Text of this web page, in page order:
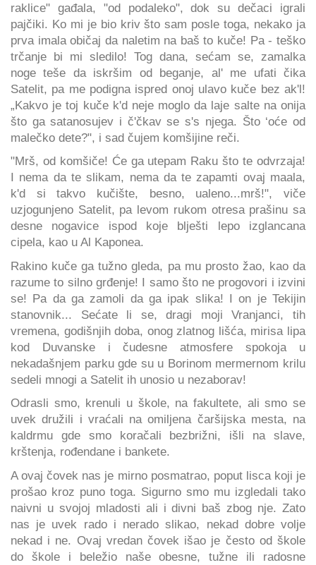
raklice" gađala, "od podaleko", dok su dečaci igrali
pajčiki. Ko mi je bio kriv što sam posle toga, nekako ja
prva imala običaj da naletim na baš to kuče! Pa - teško
trčanje bi mi sledilo! Tog dana, sećam se, zamalka
noge teše da iskršim od beganje, al' me ufati čika
Satelit, pa me podigna ispred onoj ulavo kuče bez ak'l!
„Kakvo je toj kuče k'd neje moglo da laje salte na onija
što ga satanosujev i č'čkav se s's njega. Što ‘oće od
malečko dete?", i sad čujem komšijine reči.
"Mrš, od komšiče! Će ga utepam Raku što te odvrzaja!
I nema da te slikam, nema da te zapamti ovaj maala,
k'd si takvo kučište, besno, ualeno...mrš!", viče
uzjogunjeno Satelit, pa levom rukom otresa prašinu sa
desne nogavice ispod koje blješti lepo izglancana
cipela, kao u Al Kaponea.
Rakino kuče ga tužno gleda, pa mu prosto žao, kao da
razume to silno grđenje! I samo što ne progovori i izvini
se! Pa da ga zamoli da ga ipak slika! I on je Tekijin
stanovnik... Sećate li se, dragi moji Vranjanci, tih
vremena, godišnjih doba, onog zlatnog lišća, mirisa lipa
kod Duvanske i čudesne atmosfere spokoja u
nekadašnjem parku gde su u Borinom mermernom krilu
sedeli mnogi a Satelit ih unosio u nezaborav!
Odrasli smo, krenuli u škole, na fakultete, ali smo se
uvek družili i vraćali na omiljena čaršijska mesta, na
kaldrmu gde smo koračali bezbrižni, išli na slave,
krštenja, rođendane i bankete.
A ovaj čovek nas je mirno posmatrao, poput lisca koji je
prošao kroz puno toga. Sigurno smo mu izgledali tako
naivni u svojoj mladosti ali i divni baš zbog nje. Zato
nas je uvek rado i nerado slikao, nekad dobre volje
nekad i ne. Ovaj vredan čovek išao je često od škole
do škole i beležio naše obesne, tužne ili radosne